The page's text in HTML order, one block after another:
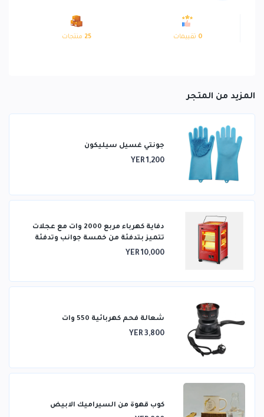
0 تقييمات 25 منتجات
المزيد من المتجر
جونتي غسيل سيليكون
YER 1,200
دفاية كهرباء مربع 2000 وات مع عجلات
تتميز بتدفئة من خمسة جوانب وتدفئة
ثلاثية الأبعاد
YER 10,000
شعالة فحم كهربائية 550 وات
YER 3,800
كوب قهوة من السيراميك الابيض